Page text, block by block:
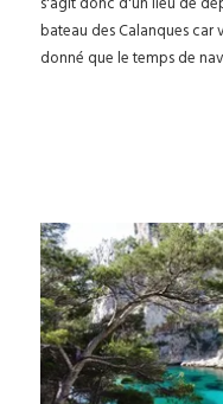
bateau des Calanques car
donné que le temps de